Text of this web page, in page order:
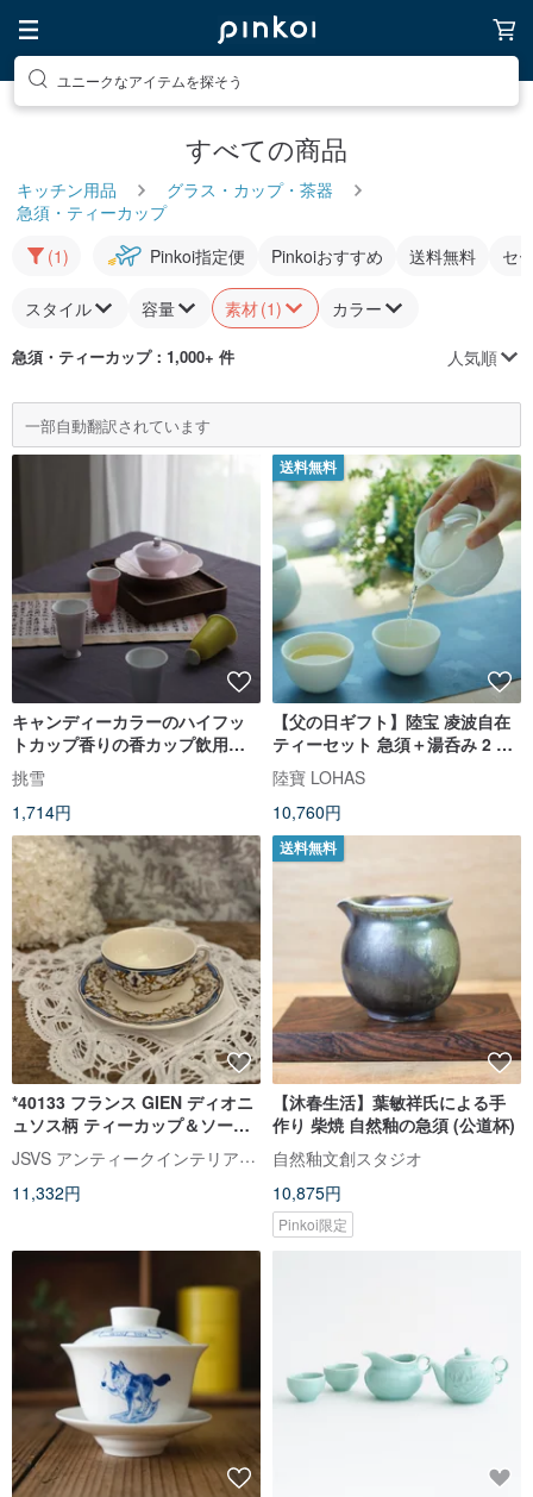
ユニークなアイテムを探そう
すべての商品
キッチン用品
グラス・カップ・茶器
急須・ティーカップ
(1)
Pinkoi指定便 Pinkoiおすすめ 送料無料 セ
スタイル 容量 素材(1) カラー
急須・ティーカップ：1,000+ 件 人気順
一部自動翻訳されています
キャンディーカラーのハイフッ
トカップ香りの香カップ飲用テ
ィーカップ80ml高温色釉薬手作
り中国茶セット
挑雪
1,714円
送料無料
【父の日ギフト】陸宝 凌波自在
ティーセット 急須＋湯呑み 2 個
陶器製お茶セット
陸寶 LOHAS
10,760円
*40133 フランス GIEN ディオニ
ュソス柄 ティーカップ＆ソーサ
ーセット
JSVS アンティークインテリアセレクトショップ
11,332円
送料無料
【沐春生活】葉敏祥氏による手
作り 柴焼 自然釉の急須 (公道杯)
自然釉文創スタジオ
10,875円
Pinkoi限定